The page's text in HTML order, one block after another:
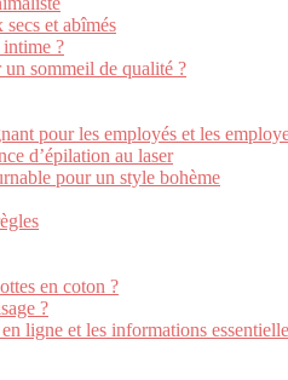
et abîmés
?
sommeil de qualité ?
pour les employés et les
d’épilation au laser
pour un style bohème
en coton ?
?
ligne et les informations